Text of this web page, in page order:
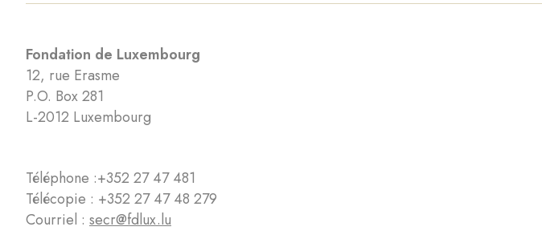
Fondation de Luxembourg
12, rue Erasme
P.O. Box 281
L-2012 Luxembourg
Téléphone :+352 27 47 481
Télécopie : +352 27 47 48 279
Courriel : secr@fdlux.lu